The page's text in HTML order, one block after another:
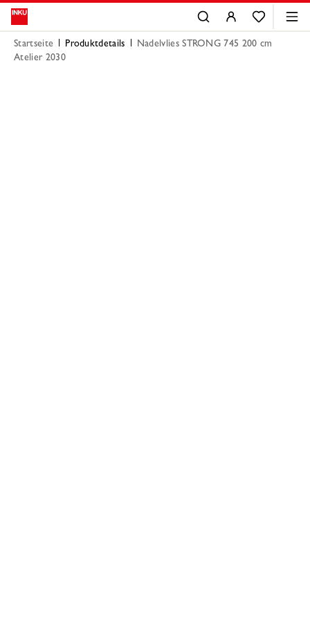
Startseite Produktdetails
Nadelvlies STRONG 745 200 cm
Atelier 2030